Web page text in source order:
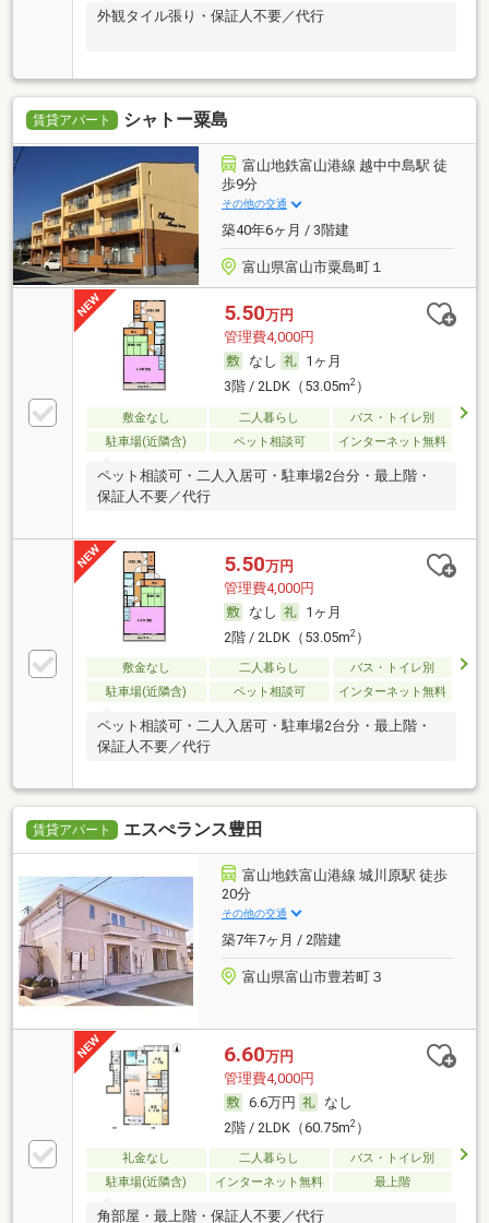
外観タイル張り・保証人不要／代行
賃貸アパート シャトー粟島
富山地鉄富山港線 越中中島駅 徒
歩9分
その他の交通
築40年6ヶ月 / 3階建
富山県富山市粟島町１
5.50万円
管理費4,000円
なし
1ヶ月
3階 / 2LDK（53.05m2）
敷金なし 二人暮らし
バス・トイレ別
駐車場(近隣含)
ペット相談可 インターネット無料
ペット相談可・二人入居可・駐車場2台分・最上階・
保証人不要／代行
5.50万円
管理費4,000円
なし
1ヶ月
2階 / 2LDK（53.05m2）
敷金なし 二人暮らし
バス・トイレ別
駐車場(近隣含)
ペット相談可 インターネット無料
ペット相談可・二人入居可・駐車場2台分・最上階・
保証人不要／代行
賃貸アパート エスぺランス豊田
富山地鉄富山港線 城川原駅 徒歩
20分
その他の交通
築7年7ヶ月 / 2階建
富山県富山市豊若町３
6.60万円
管理費4,000円
6.6万円
なし
2階 / 2LDK（60.75m2）
礼金なし 二人暮らし
バス・トイレ別
駐車場(近隣含)
インターネット無料 最上階
角部屋・最上階・保証人不要／代行